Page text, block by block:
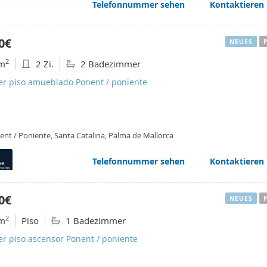
se usan para personalizar el contenido y los anuncios,
el tráfico. Además, compartimos información sobre el uso
de redes sociales, publicidad y análisis web, quienes
que les haya proporcionado o que hayan recopilado a
Telefonnummer sehen Kontaktieren
2 2 Zi. 2 Badezimmer
piso amueblado Ponent / poniente
/ Poniente, Santa Catalina, Palma de Mallorca
Telefonnummer sehen Kontaktieren
NEUES
2 Piso 1 Badezimmer
piso ascensor Ponent / poniente
NEUES